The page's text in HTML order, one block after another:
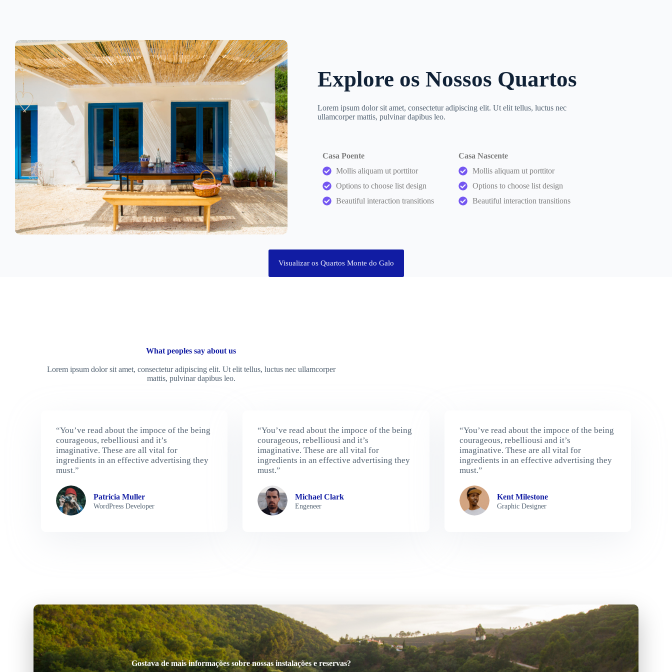
Explore os Nossos Quartos
Lorem ipsum dolor sit amet, consectetur adipiscing elit. Ut elit tellus, luctus nec
ullamcorper mattis, pulvinar dapibus leo.
Casa Poente
Mollis aliquam ut porttitor
Options to choose list design
Beautiful interaction transitions
Casa Nascente
Mollis aliquam ut porttitor
Options to choose list design
Beautiful interaction transitions
Visualizar os Quartos Monte do Galo
What peoples say about us
Lorem ipsum dolor sit amet, consectetur adipiscing elit. Ut elit tellus, luctus nec ullamcorper
mattis, pulvinar dapibus leo.
“You’ve read about the impoce of the being
courageous, rebelliousi and it’s
imaginative. These are all vital for
ingredients in an effective advertising they
must.”
Patricia Muller
WordPress Developer
“You’ve read about the impoce of the being
courageous, rebelliousi and it’s
imaginative. These are all vital for
ingredients in an effective advertising they
must.”
Michael Clark
Engeneer
“You’ve read about the impoce of the being
courageous, rebelliousi and it’s
imaginative. These are all vital for
ingredients in an effective advertising they
must.”
Kent Milestone
Graphic Designer
Gostava de mais informações sobre nossas instalações e reservas?